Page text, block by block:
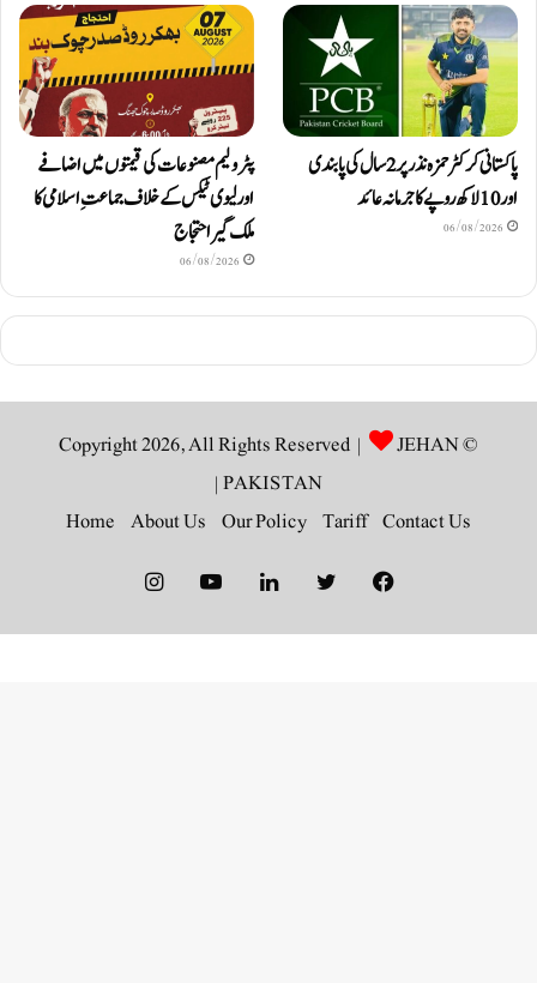
پاکستانی کرکٹر حمزہ نذر پر 2 سال کی پابندی
اور 10 لاکھ روپےکا جرمانہ عائد
06/08/2026
پٹرولیم مصنوعات کی قیمتوں میں اضافے
اور لیوی ٹیکس کے خلاف جماعتِ اسلامی کا
ملک گیر احتجاج
06/08/2026
© Copyright 2026, All Rights Reserved |
JEHAN
PAKISTAN
|
Contact Us
Tariff
Our Policy
About Us
Home
Facebook
Twitter
LinkedIn
YouTube
Instagram